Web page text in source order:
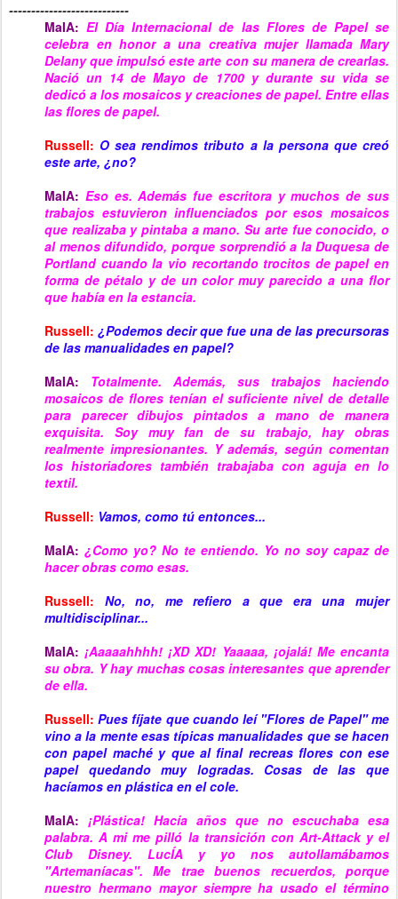
---------------------------
MaIA:El Día Internacional de las Flores de Papel se
celebra en honor a una creativa mujer llamada Mary
Delany que impulsó este arte con su manera de crearlas.
Nació un 14 de Mayo de 1700 y durante su vida se
dedicó a los mosaicos y creaciones de papel. Entre ellas
las flores de papel.
Russell: O sea rendimos tributo a la persona que creó
este arte, ¿no?
MaIA: Eso es. Además fue escritora y muchos de sus
trabajos estuvieron influenciados por esos mosaicos
que realizaba y pintaba a mano. Su arte fue conocido, o
al menos difundido, porque sorprendió a la Duquesa de
Portland cuando la vio recortando trocitos de papel en
forma de pétalo y de un color muy parecido a una flor
que había en la estancia.
Russell: ¿Podemos decir que fue una de las precursoras
de las manualidades en papel?
MaIA: Totalmente. Además, sus trabajos haciendo
mosaicos de flores tenían el suficiente nivel de detalle
para parecer dibujos pintados a mano de manera
exquisita. Soy muy fan de su trabajo, hay obras
realmente impresionantes. Y además, según comentan
los historiadores también trabajaba con aguja en lo
textil.
Russell: Vamos, como tú entonces...
MaIA: ¿Como yo? No te entiendo. Yo no soy capaz de
hacerobras como esas.
Russell:
No, no, me refiero a que era una mujer
multidisciplinar...
MaIA:¡Aaaaahhhh! ¡XD XD! Yaaaaa, ¡ojalá! Me encanta
su obra. Y hay muchas cosas interesantes que aprender
de ella.
Russell: Pues fíjate que cuando leí "Flores de Papel" me
vino a la mente esas típicas manualidades que se hacen
con papel maché y que al final recreas flores con ese
papel quedando muy logradas. Cosas de las que
hacíamos en plástica en el cole.
MaIA: ¡Plástica! Hacía años que no escuchaba esa
palabra. A mi me pilló la transición con Art-Attack y el
Club Disney. LucÍA y yo nos autollamábamos
"Artemaníacas". Me trae buenos recuerdos, porque
nuestro hermano mayor siempre ha usado el término